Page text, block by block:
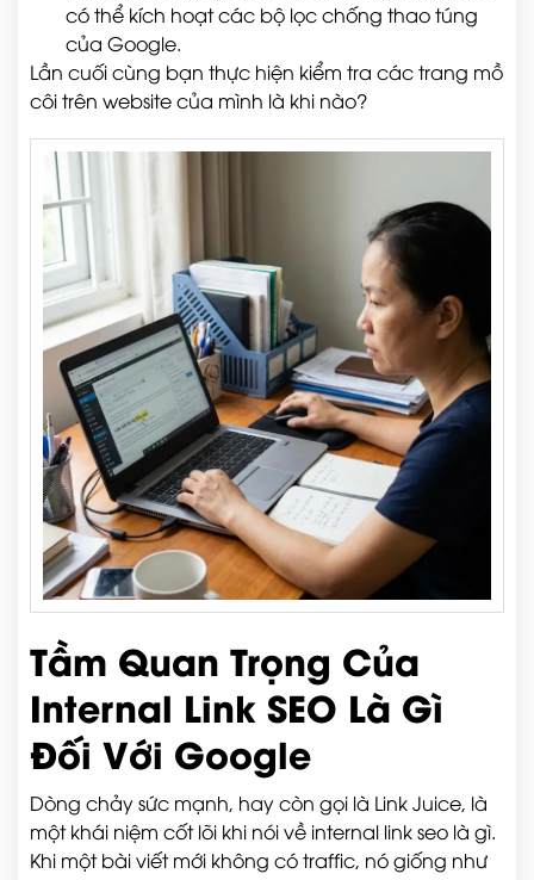
có thể kích hoạt các bộ lọc chống thao túng
của Google.
Lần cuối cùng bạn thực hiện kiểm tra các trang mồ
côi trên website của mình là khi nào?
Tầm Quan Trọng Của
Internal Link SEO Là Gì
Đối Với Google
Dòng chảy sức mạnh, hay còn gọi là Link Juice, là
một khái niệm cốt lõi khi nói về internal link seo là gì.
Khi một bài viết mới không có traffic, nó giống như